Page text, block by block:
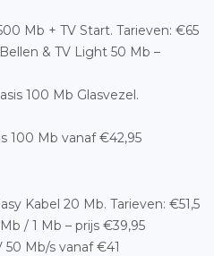
Mb + TV Start. Tarieven: €65
& TV Light 50 Mb –
100 Mb Glasvezel.
100 Mb vanaf €42,95
Kabel 20 Mb. Tarieven: €51,5
/ 1 Mb – prijs €39,95
Mb/s vanaf €41